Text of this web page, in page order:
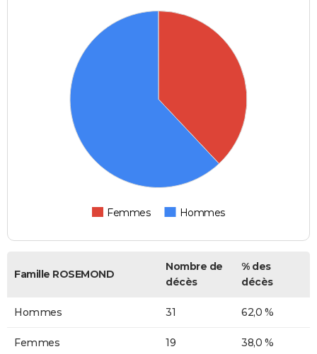
Femmes Hommes
Famille ROSEMOND
Nombre de
décès
% des
décès
Hommes 31 62,0 %
Femmes 19 38,0 %